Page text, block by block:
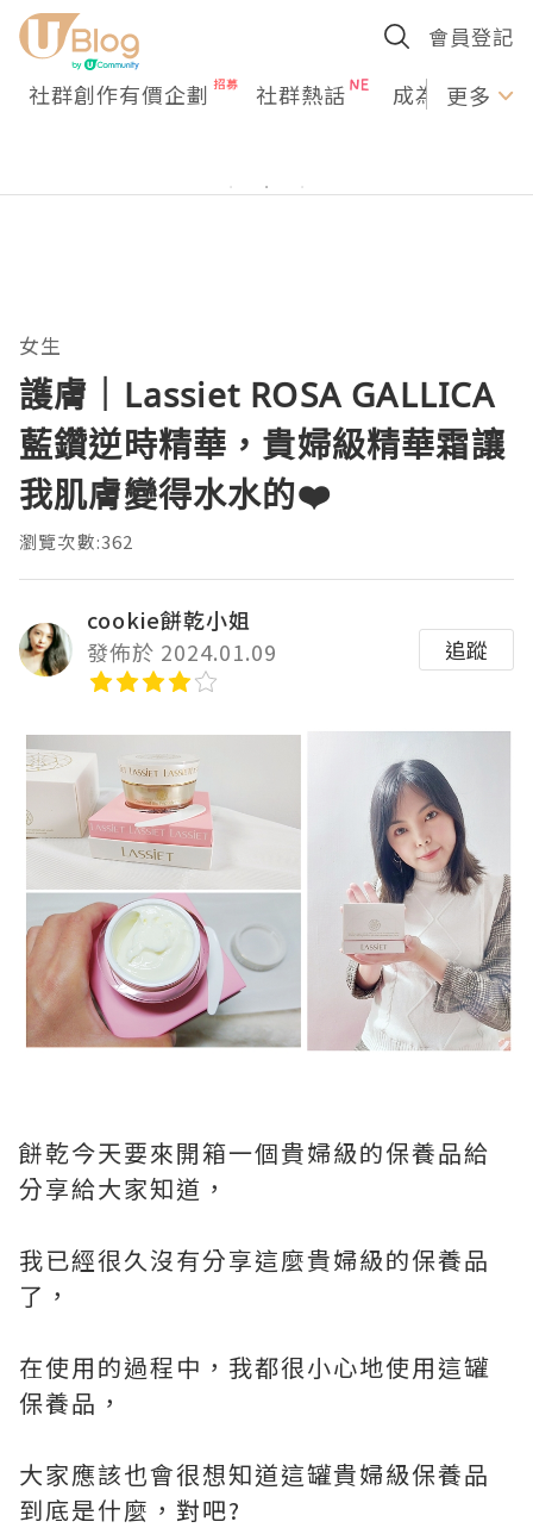
會員登記
社群創作有價企劃 社群熱話 成為U更多
女生
護膚｜Lassiet ROSA GALLICA
藍鑽逆時精華，貴婦級精華霜讓
我肌膚變得水水的❤️
瀏覽次數:362
cookie餅乾小姐
發佈於 2024.01.09
追蹤
餅乾今天要來開箱一個貴婦級的保養品給
分享給大家知道，
我已經很久沒有分享這麼貴婦級的保養品
了，
在使用的過程中，我都很小心地使用這罐
保養品，
大家應該也會很想知道這罐貴婦級保養品
到底是什麼，對吧?